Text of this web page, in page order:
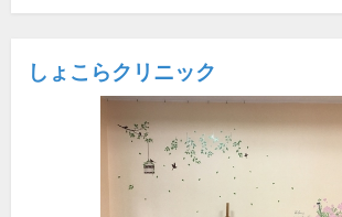
しょこらクリニック